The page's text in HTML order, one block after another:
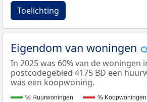
Toelichting
Eigendom van woningen
In 2025 was 60% van de woningen
postcodegebied 4175 BD een
was een koopwoning.
% Huurwoningen % Koopwoningen